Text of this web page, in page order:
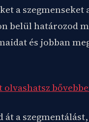
a szegmenseket
belül határozod
és jobban
a